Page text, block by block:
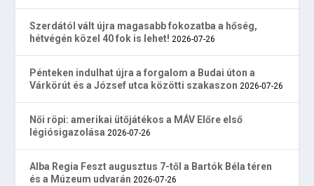
Szerdától vált újra magasabb fokozatba a hőség,
hétvégén közel 40 fok is lehet! 2026-07-26
Pénteken indulhat újra a forgalom a Budai úton a
Várkörút és a József utca közötti szakaszon 2026-07-26
Női röpi: amerikai ütőjátékos a MÁV Előre első
légiósigazolása 2026-07-26
Alba Regia Feszt augusztus 7-től a Bartók Béla téren
és a Múzeum udvarán 2026-07-26